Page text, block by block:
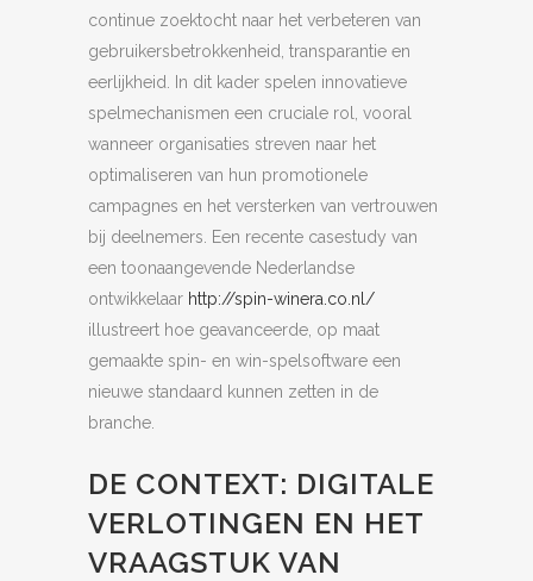
continue zoektocht naar het verbeteren van
gebruikersbetrokkenheid, transparantie en
eerlijkheid. In dit kader spelen innovatieve
spelmechanismen een cruciale rol, vooral
wanneer organisaties streven naar het
optimaliseren van hun promotionele
campagnes en het versterken van vertrouwen
bij deelnemers. Een recente casestudy van
een toonaangevende Nederlandse
ontwikkelaar http://spin-winera.co.nl/
illustreert hoe geavanceerde, op maat
gemaakte spin- en win-spelsoftware een
nieuwe standaard kunnen zetten in de
branche.
DE CONTEXT: DIGITALE
VERLOTINGEN EN HET
VRAAGSTUK VAN